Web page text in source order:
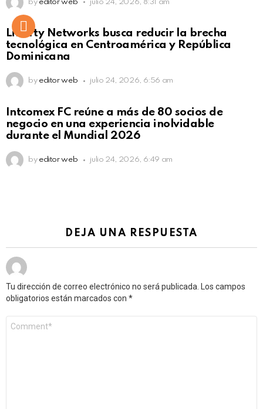
by editor web julio 24, 2026, 8:31 am
Liberty Networks busca reducir la brecha
tecnológica en Centroamérica y República
Dominicana
by editor web julio 24, 2026, 6:56 am
Intcomex FC reúne a más de 80 socios de
negocio en una experiencia inolvidable
durante el Mundial 2026
by editor web julio 24, 2026, 6:49 am
DEJA UNA RESPUESTA
Tu dirección de correo electrónico no será publicada.
Los campos
obligatorios están marcados con *